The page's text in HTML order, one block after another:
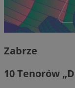
Zabrze
10 Tenorów